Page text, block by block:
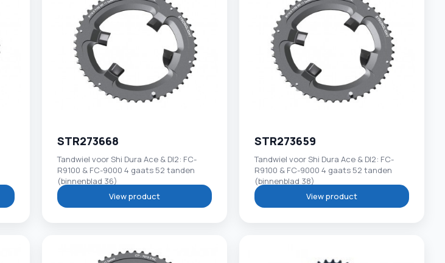
STR273668
Tandwiel voor Shi Dura Ace & DI2: FC-
R9100 & FC-9000 4 gaats 52 tanden
(binnenblad 36)
View product
STR273659
Tandwiel voor Shi Dura Ace & DI2: FC-
R9100 & FC-9000 4 gaats 52 tanden
(binnenblad 38)
View product